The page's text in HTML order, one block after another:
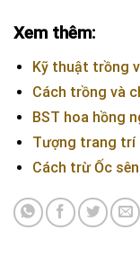
Xem thêm:
Kỹ thuật trồng
Cách trồng và
BST hoa hồng
Tượng trang trí
Cách trừ Ốc